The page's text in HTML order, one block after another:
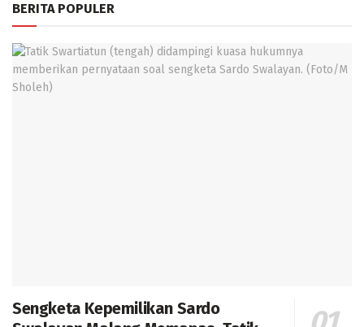
BERITA POPULER
Sengketa Kepemilikan Sardo